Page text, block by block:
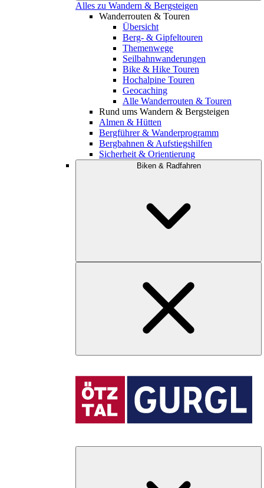
Alles zu Wandern & Bergsteigen
Wanderrouten & Touren
Übersicht
Berg- & Gipfeltouren
Themenwege
Seilbahnwanderungen
Bike & Hike Touren
Hochalpine Touren
Geocaching
Alle Wanderrouten & Touren
Rund ums Wandern & Bergsteigen
Almen & Hütten
Bergführer & Wanderprogramm
Bergbahnen & Aufstiegshilfen
Sicherheit & Orientierung
Biken & Radfahren